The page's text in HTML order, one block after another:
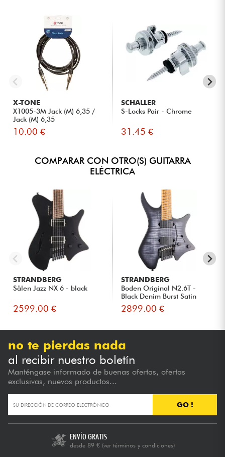
X-TONE
X1005-3M Jack (M) 6,35 /
Jack (M) 6,35
10.00 €
SCHALLER
S-Locks Pair - Chrome
31.45 €
COMPARAR CON OTRO(S) GUITARRA
ELÉCTRICA
STRANDBERG
Sälen Jazz NX 6 - black
2599.00 €
STRANDBERG
Boden Original N2.6T -
Black Denim Burst Satin
2899.00 €
no te pierdas nada
al recibir nuestro boletín
Manténgase informado de buenas ofertas, ofertas
exclusivas, nuevos productos...
GO !
ENVÍO GRATIS
desde 89 € (ver términos y condiciones)